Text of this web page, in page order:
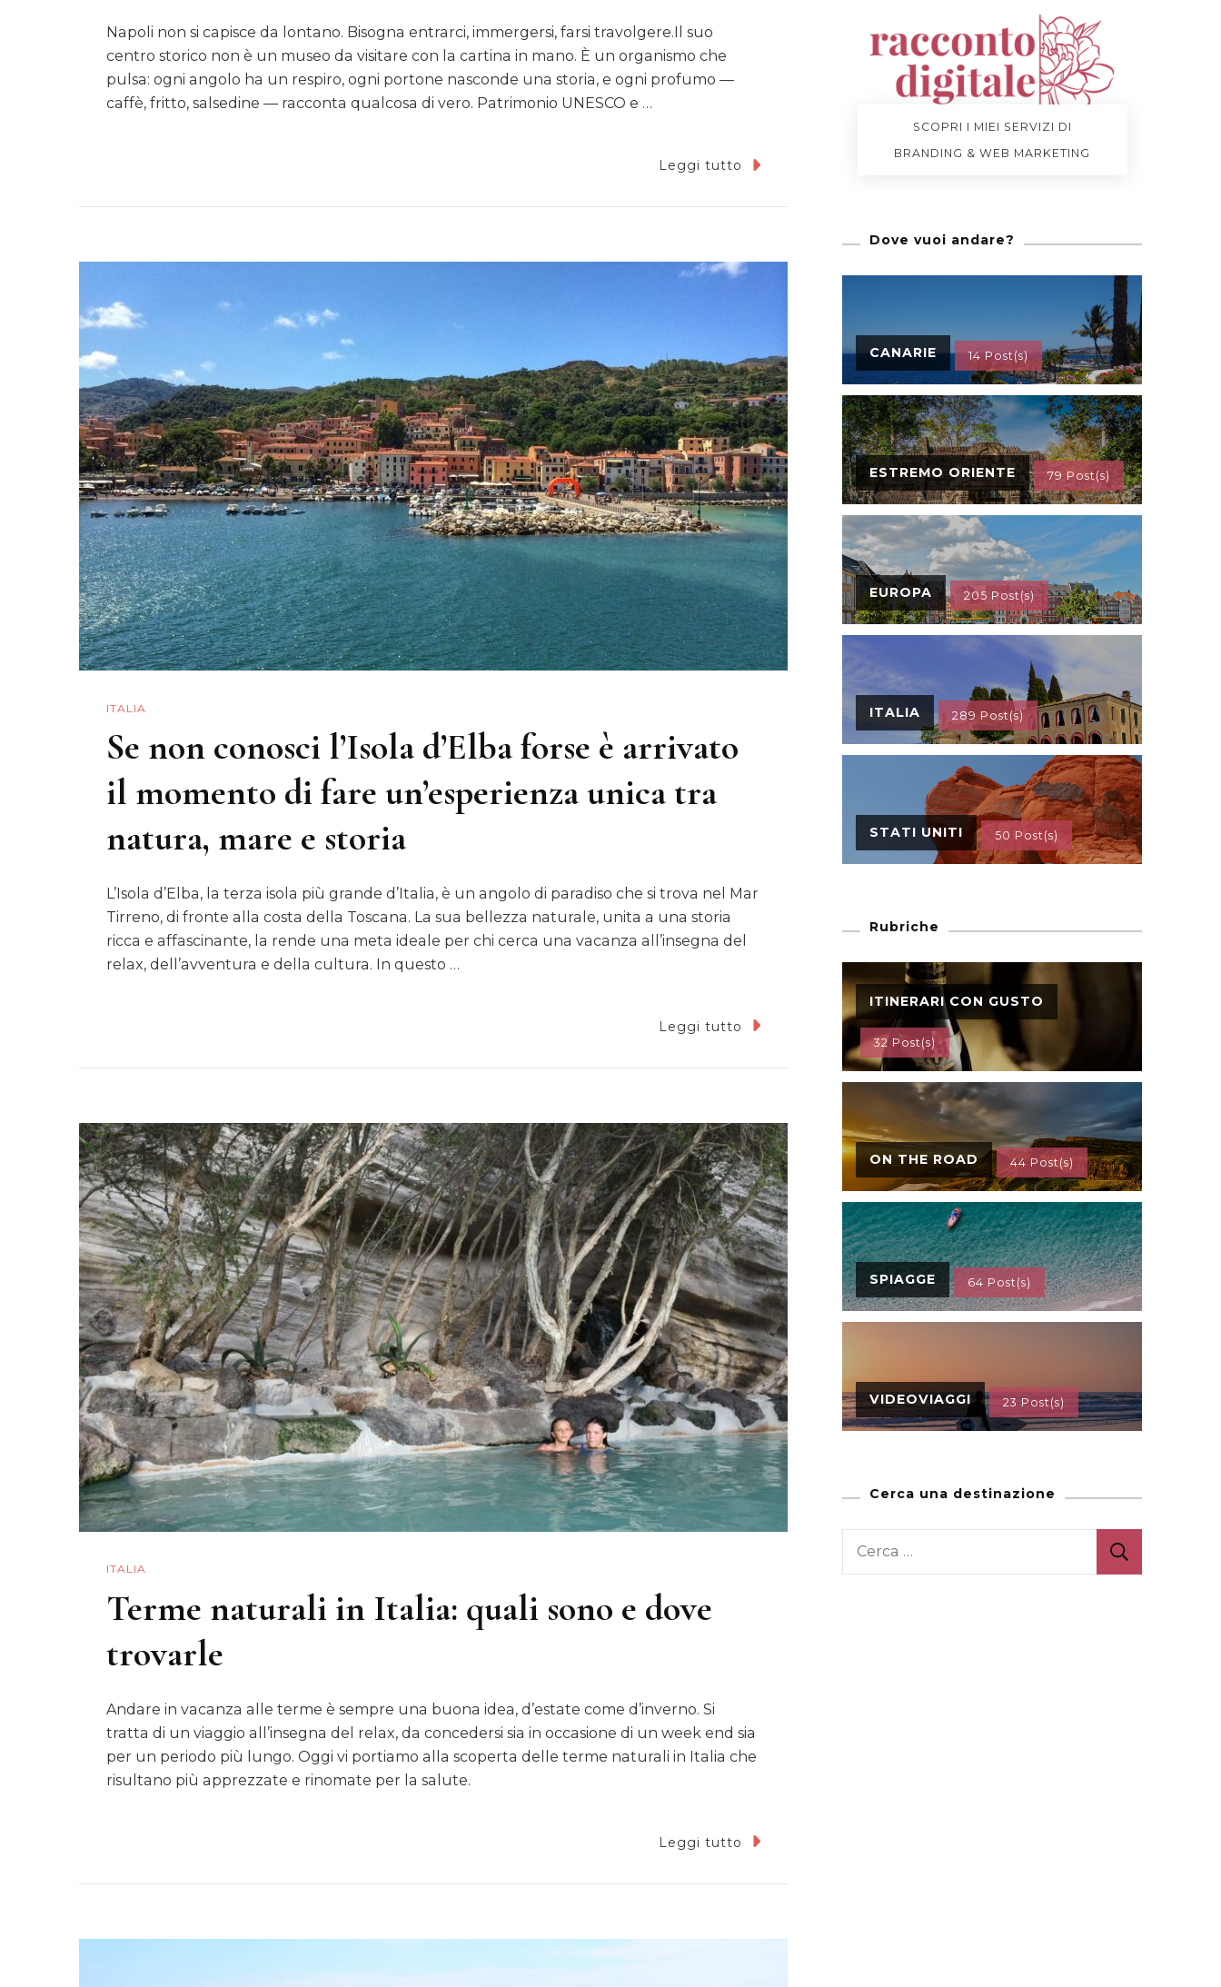
Napoli non si capisce da lontano. Bisogna entrarci, immergersi, farsi travolgere.Il suo
centro storico non è un museo da visitare con la cartina in mano. È un organismo che
pulsa: ogni angolo ha un respiro, ogni portone nasconde una storia, e ogni profumo —
caffè, fritto, salsedine — racconta qualcosa di vero. Patrimonio UNESCO e …
Leggi tutto
ITALIA
Se non conosci l’Isola d’Elba forse è arrivato
il momento di fare un’esperienza unica tra
natura, mare e storia
L’Isola d’Elba, la terza isola più grande d’Italia, è un angolo di paradiso che si trova nel Mar
Tirreno, di fronte alla costa della Toscana. La sua bellezza naturale, unita a una storia
ricca e affascinante, la rende una meta ideale per chi cerca una vacanza all’insegna del
relax, dell’avventura e della cultura. In questo …
Leggi tutto
ITALIA
Terme naturali in Italia: quali sono e dove
trovarle
Andare in vacanza alle terme è sempre una buona idea, d’estate come d’inverno. Si
tratta di un viaggio all’insegna del relax, da concedersi sia in occasione di un week end sia
per un periodo più lungo. Oggi vi portiamo alla scoperta delle terme naturali in Italia che
risultano più apprezzate e rinomate per la salute.
Leggi tutto
SCOPRI I MIEI SERVIZI DI
BRANDING & WEB MARKETING
Dove vuoi andare?
CANARIE 14 Post(s)
ESTREMO ORIENTE 79 Post(s)
EUROPA 205 Post(s)
ITALIA 289 Post(s)
STATI UNITI 50 Post(s)
Rubriche
ITINERARI CON GUSTO
32 Post(s)
ON THE ROAD 44 Post(s)
SPIAGGE 64 Post(s)
VIDEOVIAGGI 23 Post(s)
Cerca una destinazione
Ricerca